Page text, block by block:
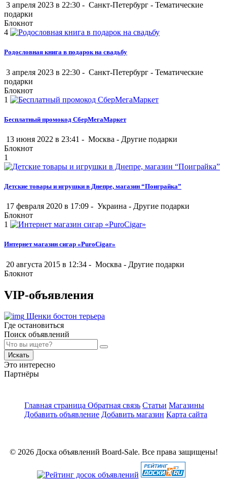
3 апреля 2023 в 22:30 - Санкт-Петербург - Тематические
подарки
Блокнот
4
Родословная книга в подарок на свадьбу
3 апреля 2023 в 22:30 - Санкт-Петербург - Тематические
подарки
Блокнот
1
Бесплатный промокод СберМегаМаркет
13 июня 2022 в 23:41 - Москва - Другие подарки
Блокнот
1
Детские товары и игрушки в Днепре, магазин “Поиграйка”
17 февраля 2020 в 17:09 - Украина - Другие подарки
Блокнот
1
Интернет магазин сигар «PuroCigar»
20 августа 2015 в 12:34 - Москва - Другие подарки
Блокнот
VIP-объявления
Щенки бостон терьера
Где остановиться
Поиск объявлений
Искать
Это интересно
Партнёры
Главная страница Обратная связь Статьи Магазины
Добавить объявление Добавить магазин Карта сайта
© 2026 Доска объявлений Board-Sale. Все права защищены!